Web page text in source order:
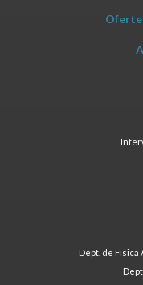
Dept. de